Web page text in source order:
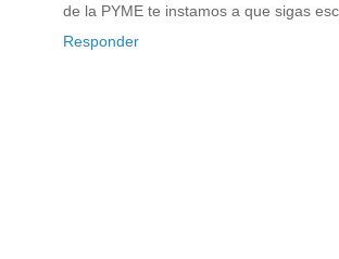
de la PYME te instamos a que sigas
Responder